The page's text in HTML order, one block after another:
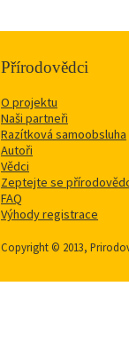
Přírodovědci
O projektu
Naši partneři
Razítková samoobsluha
Autoři
Vědci
Zeptejte se
FAQ
Výhody registrace
Copyright © 2013,